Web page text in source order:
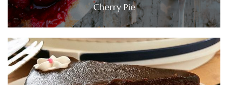
Cherry Pie